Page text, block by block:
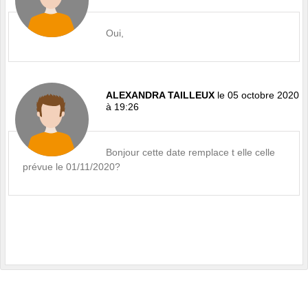
Oui,
ALEXANDRA TAILLEUX le 05 octobre 2020
à 19:26
Bonjour cette date remplace t elle celle
prévue le 01/11/2020?